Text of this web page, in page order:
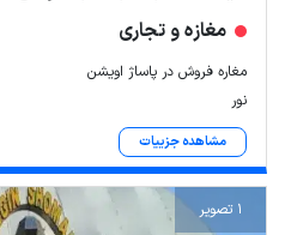
مغازه و تجاری
مغاره فروش در پاساژ اویشن
نور
مشاهده جزییات
1 تصویر